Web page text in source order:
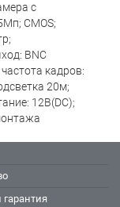
с
CMOS;
BNC
кадров:
20м;
12В(DC);